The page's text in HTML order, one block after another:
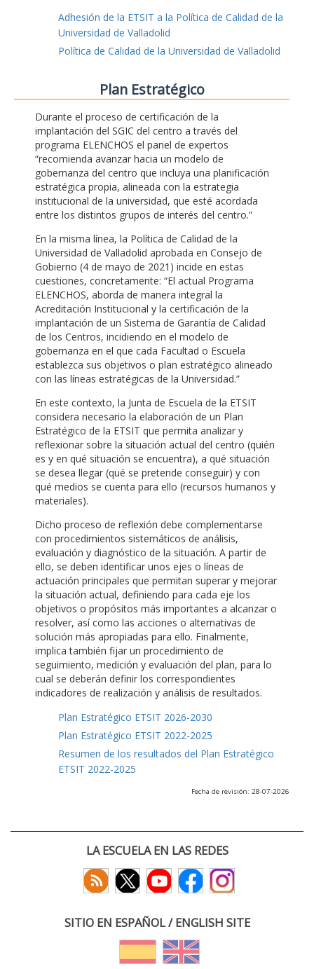
Adhesión de la ETSIT a la Política de Calidad de la
Universidad de Valladolid
Política de Calidad de la Universidad de Valladolid
Plan Estratégico
Durante el proceso de certificación de la
implantación del SGIC del centro a través del
programa ELENCHOS el panel de expertos
“recomienda avanzar hacia un modelo de
gobernanza del centro que incluya una planificación
estratégica propia, alineada con la estrategia
institucional de la universidad, que esté acordada
entre los distintos grupos de interés del centro.”
En la misma línea, la Política de Calidad de la
Universidad de Valladolid aprobada en Consejo de
Gobierno (4 de mayo de 2021) incide en estas
cuestiones, concretamente: “El actual Programa
ELENCHOS, aborda de manera integral la
Acreditación Institucional y la certificación de la
implantación de un Sistema de Garantía de Calidad
de los Centros, incidiendo en el modelo de
gobernanza en el que cada Facultad o Escuela
establezca sus objetivos o plan estratégico alineado
con las líneas estratégicas de la Universidad.”
En este contexto, la Junta de Escuela de la ETSIT
considera necesario la elaboración de un Plan
Estratégico de la ETSIT que permita analizar y
reflexionar sobre la situación actual del centro (quién
es y en qué situación se encuentra), a qué situación
se desea llegar (qué se pretende conseguir) y con
qué medios se cuenta para ello (recursos humanos y
materiales).
Dicho proceso de reflexión debe complementarse
con procedimientos sistemáticos de análisis,
evaluación y diagnóstico de la situación. A partir de
ello, se deben identificar unos ejes o líneas de
actuación principales que permitan superar y mejorar
la situación actual, definiendo para cada eje los
objetivos o propósitos más importantes a alcanzar o
resolver, así como las acciones o alternativas de
solución más apropiadas para ello. Finalmente,
implica también fijar un procedimiento de
seguimiento, medición y evaluación del plan, para lo
cual se deberán definir los correspondientes
indicadores de realización y análisis de resultados.
Plan Estratégico ETSIT 2026-2030
Plan Estratégico ETSIT 2022-2025
Resumen de los resultados del Plan Estratégico
ETSIT 2022-2025
Fecha de revisión: 28-07-2026
LA ESCUELA EN LAS REDES
SITIO EN ESPAÑOL / ENGLISH SITE